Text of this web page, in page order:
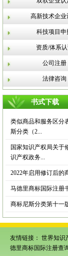
高新技术企业
科技项目申
资质/体系
公司注册
法律咨询
书式下载
类似商品和服务区
斯分类（2...
国家知识产权局关于
识产权政务...
2022年启用修订后的
马德里商标国际注册
商标尼斯分类第十一
友情链接： 世界知识
德里商标国际注册查